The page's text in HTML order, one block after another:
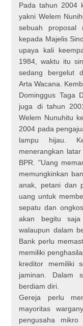
Pada tahun 2004
yakni Welem
sebuah proposal
kepada Majelis
upaya kali
1984, waktu itu
sedang bergelut
Arta Wacana.
Dominggus Taga
juga di tahun
Welem Nunuhitu
2004 pada
lampu hijau.
menerangkan
BPR. "Uang
memungkinkan
anak, petani dan
uang untuk
sepatu dan
akan begitu
walaupun dalam
Bank perlu
memiliki
kreditor memiliki
jaminan. Dalam
berdiam diri.
Gereja perlu
mayoritas
pengusaha